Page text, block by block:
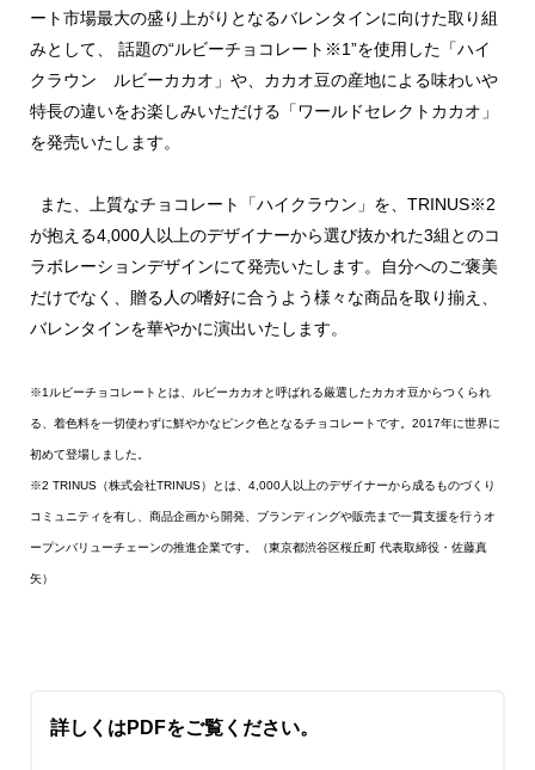
ート市場最大の盛り上がりとなるバレンタインに向けた取り組
みとして、 話題の“ルビーチョコレート※1”を使用した「ハイ
クラウン ルビーカカオ」や、カカオ豆の産地による味わいや
特長の違いをお楽しみいただける「ワールドセレクトカカオ」
を発売いたします。
また、上質なチョコレート「ハイクラウン」を、TRINUS※2
が抱える4,000人以上のデザイナーから選び抜かれた3組とのコ
ラボレーションデザインにて発売いたします。自分へのご褒美
だけでなく、贈る人の嗜好に合うよう様々な商品を取り揃え、
バレンタインを華やかに演出いたします。
※1ルビーチョコレートとは、ルビーカカオと呼ばれる厳選したカカオ豆からつくられ
る、着色料を一切使わずに鮮やかなピンク色となるチョコレートです。2017年に世界に
初めて登場しました。
※2 TRINUS（株式会社TRINUS）とは、4,000人以上のデザイナーから成るものづくり
コミュニティを有し、商品企画から開発、ブランディングや販売まで一貫支援を行うオ
ープンバリューチェーンの推進企業です。（東京都渋谷区桜丘町 代表取締役・佐藤真
矢）
詳しくはPDFをご覧ください。